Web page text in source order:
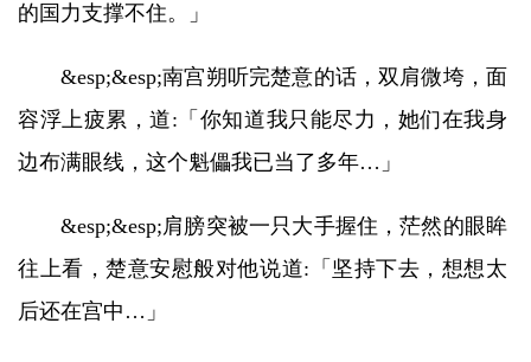
的国力支撑不住。」
&esp;&esp;南宫朔听完楚意的话，双肩微垮，面
容浮上疲累，道:「你知道我只能尽力，她们在我身
边布满眼线，这个魁儡我已当了多年…」
&esp;&esp;肩膀突被一只大手握住，茫然的眼眸
往上看，楚意安慰般对他说道:「坚持下去，想想太
后还在宫中…」